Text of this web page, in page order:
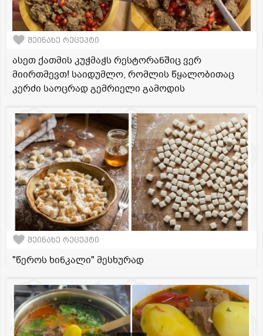
შეინახე რეცეპტი
ასეთ ქათმის კუჭმაჭს რესტორანშიც ვერ
მიირთმევთ! საიდუმლო, რომლის წყალობითაც
კერძი საოცრად გემრიელი გამოდის
შეინახე რეცეპტი
"წეროს ხინკალი" მესხურად